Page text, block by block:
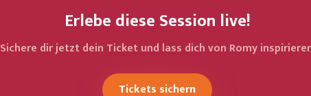
Erlebe diese Session live!
Sichere dir jetzt dein Ticket und lass dich von Romy
Tickets sichern